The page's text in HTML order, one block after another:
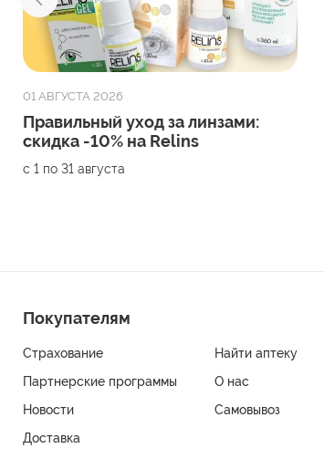
01 АВГУСТА 2026
Правильный уход за линзами:
скидка -10% на Relins
с 1 по 31 августа
Покупателям
Страхование
Найти аптеку
Партнерские программы
О нас
Новости
Самовывоз
Доставка